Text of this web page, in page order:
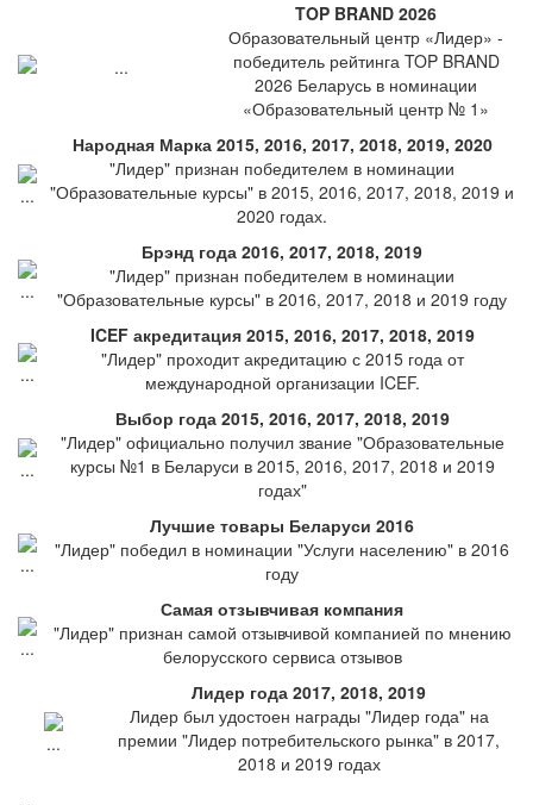
TOP BRAND 2026
Образовательный центр «Лидер» -
победитель рейтинга TOP BRAND
2026 Беларусь в номинации
«Образовательный центр № 1»
Народная Марка 2015, 2016, 2017, 2018, 2019, 2020
"Лидер" признан победителем в номинации
"Образовательные курсы" в 2015, 2016, 2017, 2018, 2019 и
2020 годах.
Брэнд года 2016, 2017, 2018, 2019
"Лидер" признан победителем в номинации
"Образовательные курсы" в 2016, 2017, 2018 и 2019 году
ICEF акредитация 2015, 2016, 2017, 2018, 2019
"Лидер" проходит акредитацию с 2015 года от
международной организации ICEF.
Выбор года 2015, 2016, 2017, 2018, 2019
"Лидер" официально получил звание "Образовательные
курсы №1 в Беларуси в 2015, 2016, 2017, 2018 и 2019
годах"
Лучшие товары Беларуси 2016
"Лидер" победил в номинации "Услуги населению" в 2016
году
Самая отзывчивая компания
"Лидер" признан самой отзывчивой компанией по мнению
белорусского сервиса отзывов
Лидер года 2017, 2018, 2019
Лидер был удостоен награды "Лидер года" на
премии "Лидер потребительского рынка" в 2017,
2018 и 2019 годах